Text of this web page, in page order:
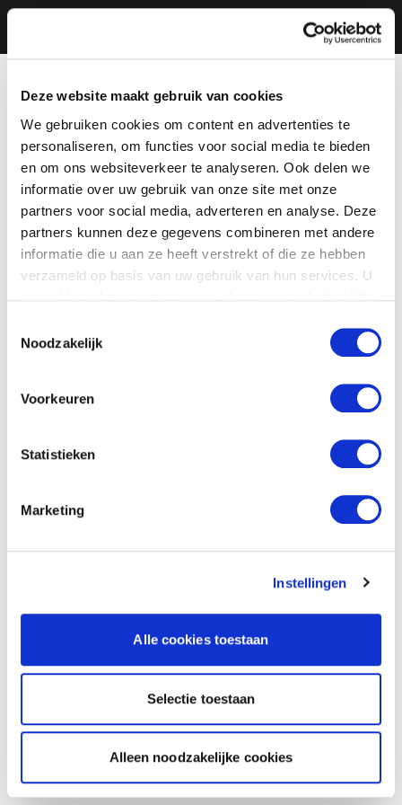
Deze website maakt gebruik van cookies
We gebruiken cookies om content en advertenties te
personaliseren, om functies voor social media te bieden
en om ons websiteverkeer te analyseren. Ook delen we
informatie over uw gebruik van onze site met onze
partners voor social media, adverteren en analyse. Deze
partners kunnen deze gegevens combineren met andere
informatie die u aan ze heeft verstrekt of die ze hebben
verzameld op basis van uw gebruik van hun services. U
Noodzakelijk
Voorkeuren
Statistieken
Marketing
Instellingen
Alle cookies toestaan
Selectie toestaan
Alleen noodzakelijke cookies